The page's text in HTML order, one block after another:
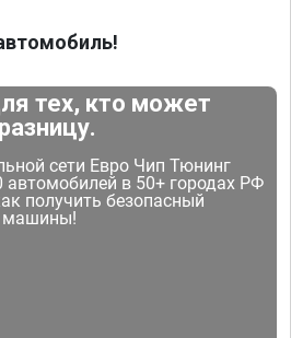
тех, кто может
сети Евро Чип Тюнинг
автомобилей в 50+ городах РФ
получить безопасный
машины!